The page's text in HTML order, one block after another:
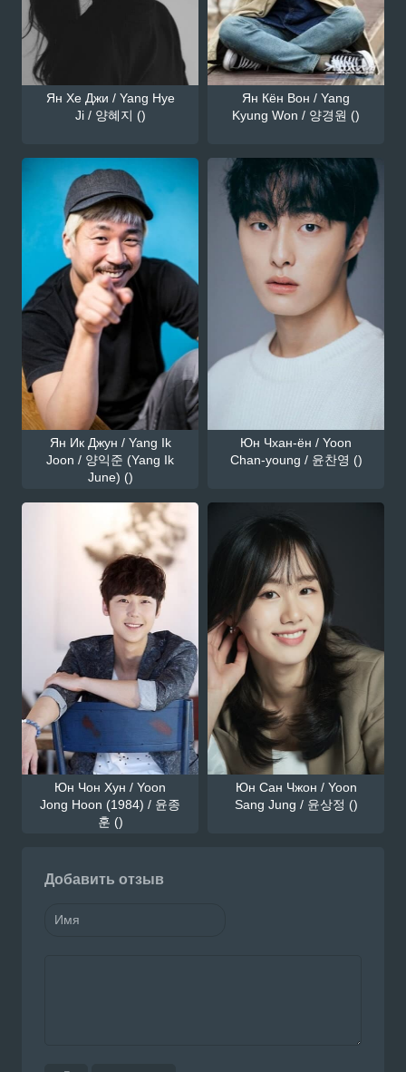
Ян Хе Джи / Yang Hye
Ji / 양혜지 ()
Ян Кён Вон / Yang
Kyung Won / 양경원 ()
Ян Ик Джун / Yang Ik
Joon / 양익준 (Yang Ik
June) ()
Юн Чхан-ён / Yoon
Chan-young / 윤찬영 ()
Юн Чон Хун / Yoon
Jong Hoon (1984) / 윤종
훈 ()
Юн Сан Чжон / Yoon
Sang Jung / 윤상정 ()
Добавить отзыв